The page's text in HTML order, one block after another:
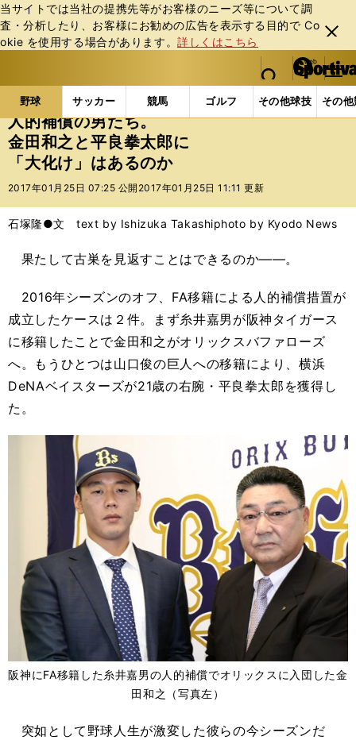
当サイトでは当社の提携先等がお客様のニーズ等について調
査・分析したり、お客様にお勧めの広告を表⽰する⽬的で Co
okie を使⽤する場合があります。詳しくはこちら
閉じ
る
web Sportiva (webスポルティーバ)
検索
マイペ
ー
ジ
メニュ
野球 サッカー 競馬 ゴルフ その他球技 その
b
ス
ポ
ル
テ
ー
バ
野球の記事一覧 プロ野球 人的補償の男たち。金田
人的補償の男たち。
金田和之と平良拳太郎に
「大化け」はあるのか
2017年01月25日 07:25 公開 2017年01月25日 11:11 更新
石塚隆●文 text by Ishizuka Takashiphoto by Kyodo News
果たして古巣を見返すことはできるのか――。
2016年シーズンのオフ、FA移籍による人的補償措置が
成立したケースは２件。まず糸井嘉男が阪神タイガース
に移籍したことで金田和之がオリックスバファローズ
へ。もうひとつは山口俊の巨人への移籍により、横浜
DeNAベイスターズが21歳の右腕・平良拳太郎を獲得し
た。
阪神にFA移籍した糸井嘉男の人的補償でオリックスに入団した金
田和之（写真左）
突如として野球人生が激変した彼らの今シーズンだ